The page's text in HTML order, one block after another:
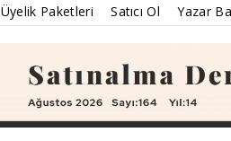
Üyelik Paketleri Satıcı Ol Yazar